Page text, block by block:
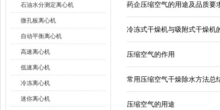
石油水分测定离心机
微孔板离心机
自动平衡离心机
高速离心机
低速离心机
冷冻离心机
迷你离心机
药企压缩空气的用途及品质要
冷冻式干燥机与吸附式干燥机
压缩空气的作用
常用压缩空气干燥除水方法总
压缩空气的用途